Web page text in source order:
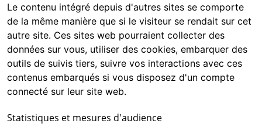
Le contenu intégré depuis d'autres sites se comporte
de la même manière que si le visiteur se rendait sur cet
autre site. Ces sites web pourraient collecter des
données sur vous, utiliser des cookies, embarquer des
outils de suivis tiers, suivre vos interactions avec ces
contenus embarqués si vous disposez d'un compte
connecté sur leur site web.
Statistiques et mesures d'audience